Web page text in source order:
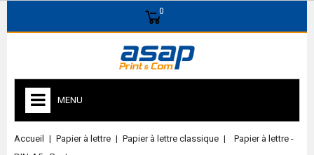
0
MENU
Accueil Papier à lettre Papier à lettre classique
Papier à lettre -